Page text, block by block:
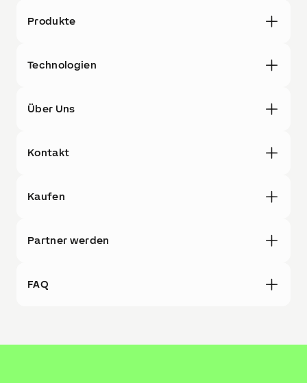
Produkte
Technologien
Über Uns
Kontakt
Kaufen
Partner werden
FAQ